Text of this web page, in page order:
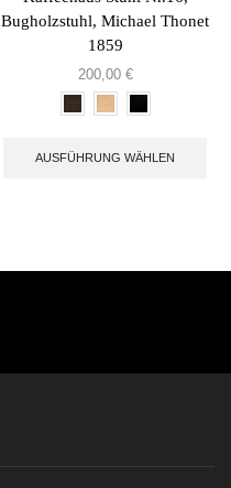
Bugholzstuhl, Michael Thonet
1859
200,00 €
AUSFÜHRUNG WÄHLEN